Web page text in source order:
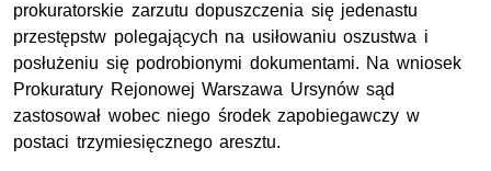
prokuratorskie zarzutu dopuszczenia się jedenastu
przestępstw polegających na usiłowaniu oszustwa i
posłużeniu się podrobionymi dokumentami. Na wniosek
Prokuratury Rejonowej Warszawa Ursynów sąd
zastosował wobec niego środek zapobiegawczy w
postaci trzymiesięcznego aresztu.